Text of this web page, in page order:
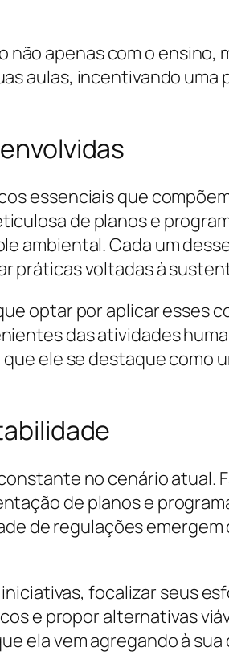
apenas com o ensino,
aulas, incentivando
essenciais que
de planos e
ambiental. Cada um
práticas voltadas à
optar por aplicar esses
das atividades
ele se destaque como
no cenário atual.
de planos e
de regulações
focalizar seus
e propor alternativas
ela vem agregando à sua